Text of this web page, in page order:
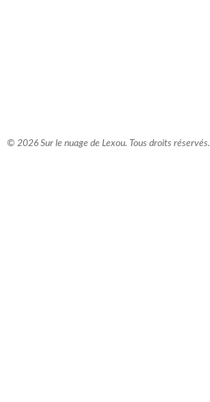
© 2026 Sur le nuage de Lexou. Tous droits réservés.